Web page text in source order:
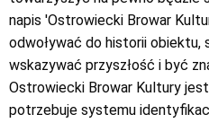
napis 'Ostrowiecki Browar
odwoływać do historii obiektu,
wskazywać przyszłość i być
Ostrowiecki Browar Kultury
potrzebuje systemu